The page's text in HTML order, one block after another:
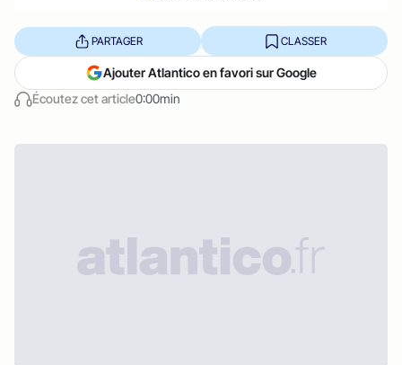
Écoutez cet article0:00min
PARTAGER CLASSER
Ajouter Atlantico en favori sur Google